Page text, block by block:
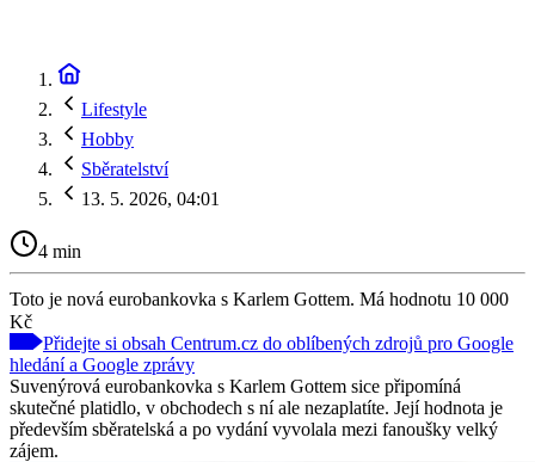
Lifestyle
Hobby
Sběratelství
13. 5. 2026, 04:01
4 min
Toto je nová eurobankovka s Karlem Gottem. Má hodnotu 10 000
Kč
Přidejte si obsah Centrum.cz do oblíbených zdrojů pro Google
hledání a Google zprávy
Suvenýrová eurobankovka s Karlem Gottem sice připomíná
skutečné platidlo, v obchodech s ní ale nezaplatíte. Její hodnota je
především sběratelská a po vydání vyvolala mezi fanoušky velký
zájem.